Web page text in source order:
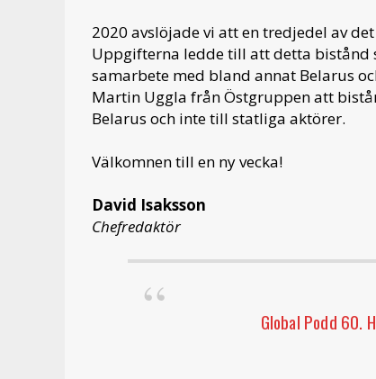
2020 avslöjade vi att en tredjedel av
Uppgifterna ledde till att detta bistånd
samarbete med bland annat Belarus
Martin Uggla från Östgruppen att
Belarus och inte till statliga aktörer.
Välkomnen till en ny vecka!
David Isaksson
Chefredaktör
Global Podd 60.